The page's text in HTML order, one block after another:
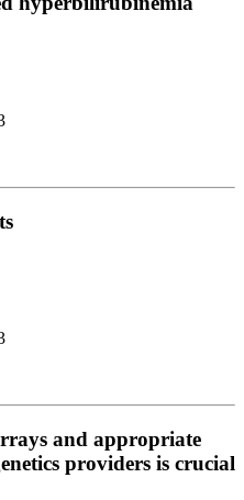
and appropriate
providers is crucial